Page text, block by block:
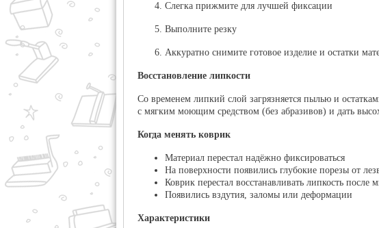
Слегка прижмите для лучшей фиксации
Выполните резку
Аккуратно снимите готовое изделие и остатки
Восстановление липкости
Со временем липкий слой загрязняется пылью и
с мягким моющим средством (без абразивов) и дать
Когда менять коврик
Материал перестал надёжно фиксироваться
На поверхности появились глубокие порезы от
Коврик перестал восстанавливать липкость после
Появились вздутия, заломы или деформации
Характеристики